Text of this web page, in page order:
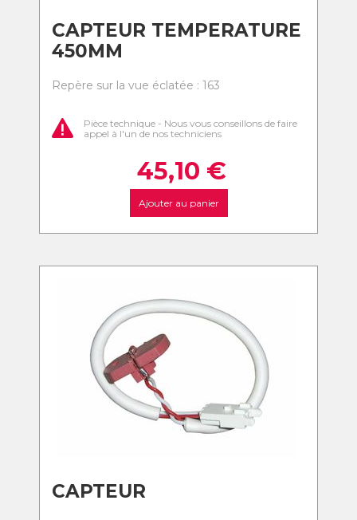
CAPTEUR TEMPERATURE
450MM
Repère sur la vue éclatée : 163
Pièce technique - Nous vous conseillons de faire
appel à l'un de nos techniciens
45,10 €
Ajouter au panier
CAPTEUR